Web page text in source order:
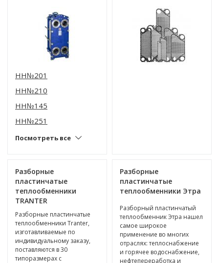
НН№201
НН№210
НН№145
НН№251
Посмотреть все
Разборные
пластинчатые
теплообменники
TRANTER
Разборные пластинчатые
теплообменники Tranter,
изготавливаемые по
индивидуальному заказу,
поставляются в 30
типоразмерах с
Разборные
пластинчатые
теплообменники Этра
Разборный пластинчатый
теплообменник Этра нашел
самое широкое
применение во многих
отраслях: теплоснабжение
и горячее водоснабжение,
нефтепереработка и